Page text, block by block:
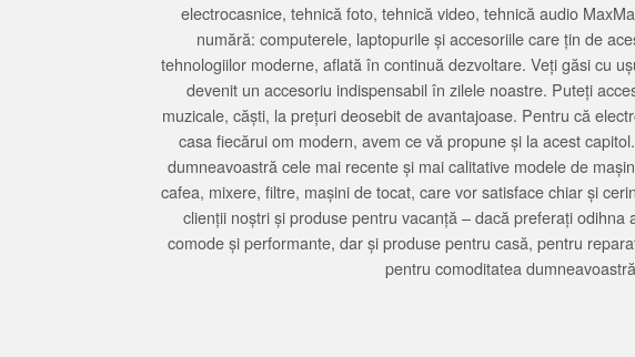
electrocasnice, tehnică foto, tehnică video, tehnică audio
numără: computerele, laptopurile și accesoriile care țin de
tehnologiilor moderne, aflată în continuă dezvoltare. Veți găsi cu
devenit un accesoriu indispensabil în zilele noastre. Puteți
muzicale, căști, la prețuri deosebit de avantajoase. Pentru că
casa fiecărui om modern, avem ce vă propune și la acest
dumneavoastră cele mai recente și mai calitative modele de
cafea, mixere, filtre, mașini de tocat, care vor satisface chiar și
clienții noștri și produse pentru vacanță – dacă preferați
comode și performante, dar și produse pentru casă, pentru
pentru comoditatea